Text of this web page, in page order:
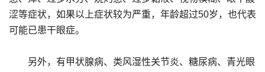
涩等症状，如果以上症状较为严重，年龄超过50岁，也代表
可能已患干眼症。
另外，有甲状腺病、类风湿性关节炎、糖尿病、青光眼